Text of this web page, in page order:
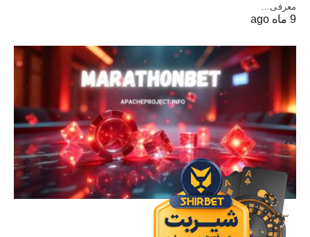
X
معرفی…
9 ماه ago
سایت معتبر شرط بندی